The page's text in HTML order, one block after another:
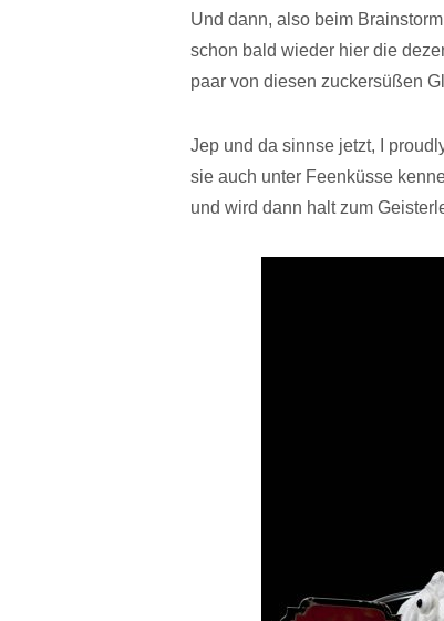
Und dann, also beim
schon bald wieder hier die
paar von diesen zuckersüßen
Jep und da sinnse jetzt, I
sie auch unter Feenküsse
und wird dann halt zum